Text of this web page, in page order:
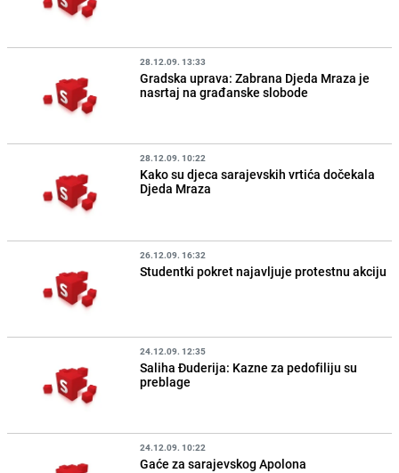
28.12.09. 13:33
Gradska uprava: Zabrana Djeda Mraza je
nasrtaj na građanske slobode
28.12.09. 10:22
Kako su djeca sarajevskih vrtića dočekala
Djeda Mraza
26.12.09. 16:32
Studentki pokret najavljuje protestnu akciju
24.12.09. 12:35
Saliha Đuderija: Kazne za pedofiliju su
preblage
24.12.09. 10:22
Gaće za sarajevskog Apolona